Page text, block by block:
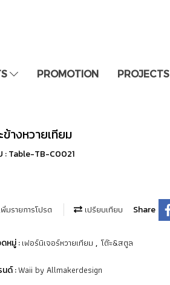
PROMOTION PROJECTS
ข้างหวายเทียม
: Table-TB-C0021
พิ่มรายการโปรด เปรียบเทียบ Share
หมู่ :เฟอร์นิเจอร์หวายเทียม , โต๊ะ&สตูล
ด์ :Waii by Allmakerdesign